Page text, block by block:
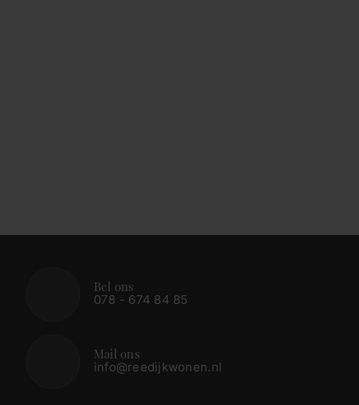
Bel ons
078 - 674 84 85
Mail ons
info@reedijkwonen.nl